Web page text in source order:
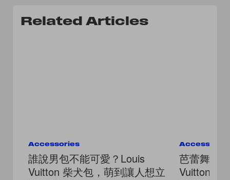
Related Articles
Accessories
誰說男包不能可愛？Louis
Vuitton 柴犬包，萌到讓人想立
芭蕾舞鞋
Vuitton 優